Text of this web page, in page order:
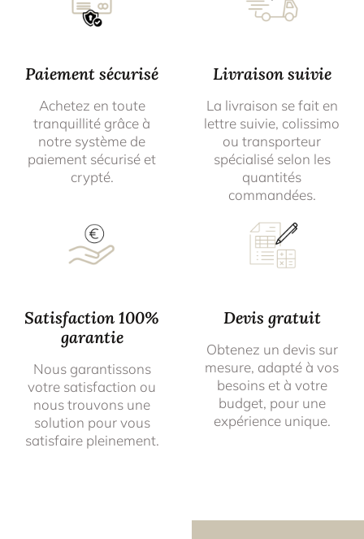
Paiement sécurisé
Achetez en toute
tranquillité grâce à
notre système de
paiement sécurisé et
crypté.
Livraison suivie
La livraison se fait en
lettre suivie, colissimo
ou transporteur
spécialisé selon les
quantités
commandées.
Satisfaction 100%
garantie
Nous garantissons
votre satisfaction ou
nous trouvons une
solution pour vous
satisfaire pleinement.
Devis gratuit
Obtenez un devis sur
mesure, adapté à vos
besoins et à votre
budget, pour une
expérience unique.